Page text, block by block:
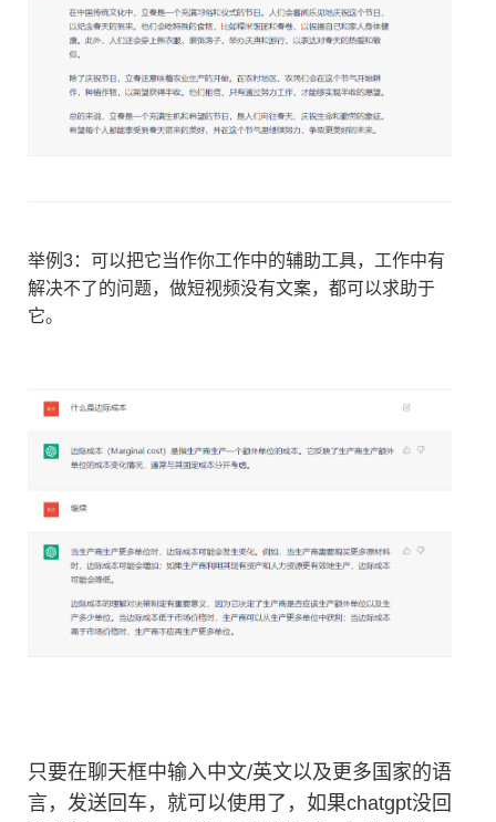
举例3：可以把它当作你工作中的辅助工具，工作中有
解决不了的问题，做短视频没有文案，都可以求助于
它。
只要在聊天框中输入中文/英文以及更多国家的语
言，发送回车，就可以使用了，如果chatgpt没回